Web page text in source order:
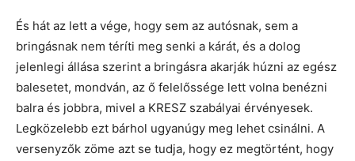
És hát az lett a vége, hogy sem az autósnak, sem a
bringásnak nem téríti meg senki a kárát, és a dolog
jelenlegi állása szerint a bringásra akarják húzni az egész
balesetet, mondván, az ő felelőssége lett volna benézni
balra és jobbra, mivel a KRESZ szabályai érvényesek.
Legközelebb ezt bárhol ugyanúgy meg lehet csinálni. A
versenyzők zöme azt se tudja, hogy ez megtörtént, hogy